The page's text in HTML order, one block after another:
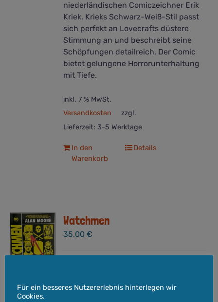
niederländischen Comiczeichner Erik
Kriek. Krieks Schwarz-Weiß-Stil passt
sich perfekt an Lovecrafts düstere
Stimmung an und beschreibt seine
Schöpfungen detailreich. Der Comic
bietet gelungene Horrorunterhaltung
mit Tiefe.
inkl. 7 % MwSt.
zzgl.
Versandkosten
Lieferzeit: 3-5 Werktage
In den
Warenkorb
Details
Watchmen
35,00€
Verlag:Panini Verlag
Für ein besseres Nutzererlebnis hinterlegen wir
Cookies.